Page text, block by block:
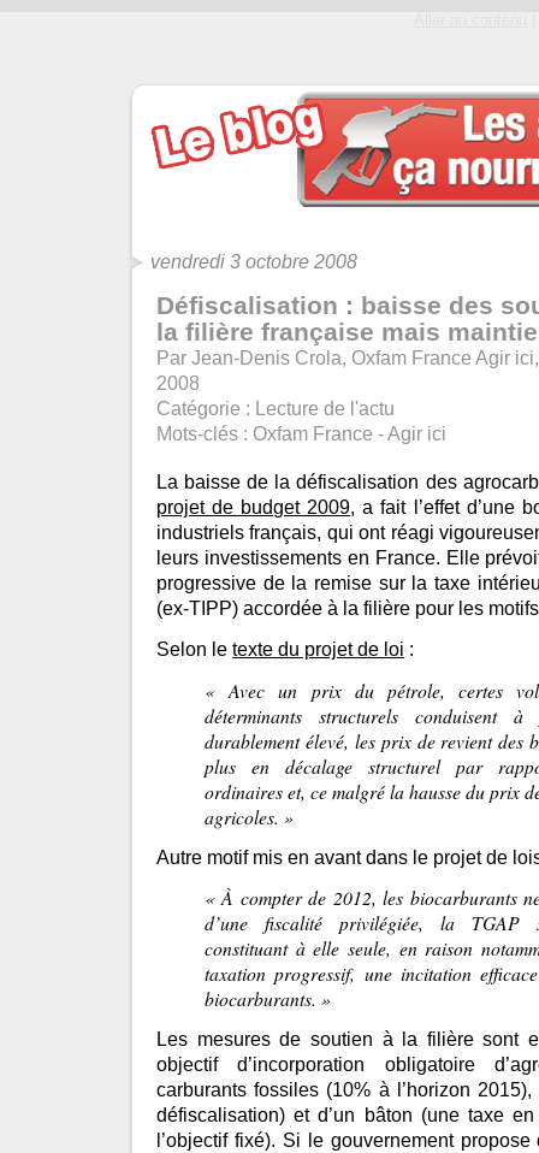
vendredi 3 octobre 2008
Défiscalisation : baisse des
la filière française mais
Par Jean-Denis Crola, Oxfam France Agir
2008
Catégorie : Lecture de l'actu
Mots-clés : Oxfam France - Agir ici
La baisse de la défiscalisation des
projet de budget 2009, a fait l’effet d’une
industriels français, qui ont réagi
leurs investissements en France. Elle
progressive de la remise sur la taxe
(ex-TIPP) accordée à la filière pour les
Selon le texte du projet de loi :
«Avec un prix du pétrole, certes
déterminants structurels conduisent
durablement élevé, les prix de revient des
plus en décalage structurel par
ordinaires et, ce malgré la hausse du prix
agricoles. »
Autre motif mis en avant dans le projet de
«À compter de 2012, les biocarburants
d’une fiscalité privilégiée, la TGAP
constituant à elle seule, en raison
taxation progressif, une incitation
biocarburants. »
Les mesures de soutien à la filière sont
objectif d’incorporation obligatoire
carburants fossiles (10% à l’horizon
défiscalisation) et d’un bâton (une taxe
l’objectif fixé). Si le gouvernement